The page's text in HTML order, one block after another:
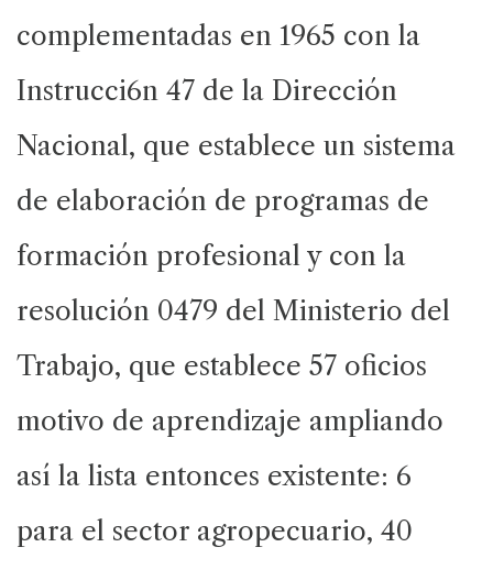
complementadas en 1965 con la
Instrucci6n 47 de la Dirección
Nacional, que establece un sistema
de elaboración de programas de
formación profesional y con la
resolución 0479 del Ministerio del
Trabajo, que establece 57 oficios
motivo de aprendizaje ampliando
así la lista entonces existente: 6
para el sector agropecuario, 40